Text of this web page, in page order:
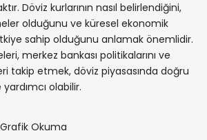
Döviz kurlarının nasıl belirlendiğini,
olduğunu ve küresel ekonomik
sahip olduğunu anlamak önemlidir.
merkez bankası politikalarını ve
takip etmek, döviz piyasasında doğru
olabilir.
Okuma